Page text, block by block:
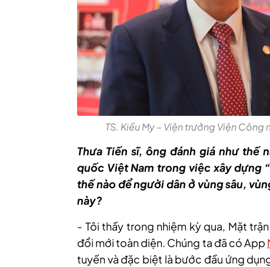
TS. Kiều My – Viện trưởng Viện Công
Thưa Tiến sĩ, ông đánh giá như thế
quốc Việt Nam trong việc xây dựng
thế nào để người dân ở vùng sâu,
này?
- Tôi thấy trong nhiệm kỳ qua, Mặt
đổi mới toàn diện. Chúng ta đã có App
tuyến và đặc biệt là bước đầu ứng